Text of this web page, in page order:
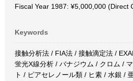
Fiscal Year 1987: ¥5,000,000 (Direct
Keywords
接触分析法 / FIA法 / 接触滴定法 /
蛍光X線分析 / バナジウム / クロム /
ト / ピアセレノール類 / ヒ素 / 水銀 /